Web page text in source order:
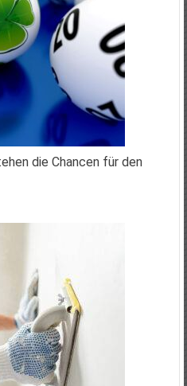
die Chancen für den